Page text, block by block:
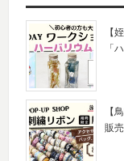
【
「
【
販